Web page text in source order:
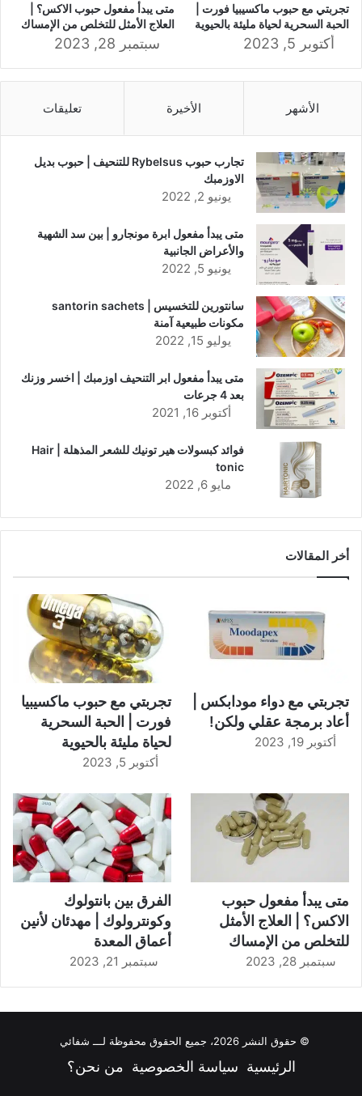
تجربتي مع حبوب ماكسيبيا فورت |
الحبة السحرية لحياة مليئة بالحيوية
أكتوبر 5, 2023
متى يبدأ مفعول حبوب الاكس؟ |
العلاج الأمثل للتخلص من الإمساك
سبتمبر 28, 2023
الأشهر الأخيرة تعليقات
تجارب حبوب Rybelsus للتنحيف | حبوب بديل
الاوزمبك
يونيو 2, 2022
متى يبدأ مفعول ابرة مونجارو | بين سد الشهية
والأعراض الجانبية
يونيو 5, 2022
سانتورين للتخسيس | santorin sachets
مكونات طبيعية آمنة
يوليو 15, 2022
متى يبدأ مفعول ابر التنحيف اوزمبك | اخسر وزنك
بعد 4 جرعات
أكتوبر 16, 2021
فوائد كبسولات هير تونيك للشعر المذهلة | Hair
tonic
مايو 6, 2022
أخر المقالات
تجربتي مع دواء مودابكس |
أعاد برمجة عقلي ولكن!
أكتوبر 19, 2023
تجربتي مع حبوب ماكسيبيا
فورت | الحبة السحرية
لحياة مليئة بالحيوية
أكتوبر 5, 2023
متى يبدأ مفعول حبوب
الاكس؟ | العلاج الأمثل
للتخلص من الإمساك
سبتمبر 28, 2023
الفرق بين بانتولوك
وكونترولوك | مهدئان لأنين
أعماق المعدة
سبتمبر 21, 2023
© حقوق النشر 2026، جميع الحقوق محفوظة لـــ شفائي
الرئيسية سياسة الخصوصية من نحن؟